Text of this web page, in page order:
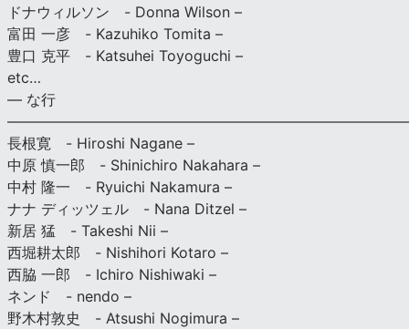
ドナウィルソン - Donna Wilson –
富田 一彦 - Kazuhiko Tomita –
豊口 克平 - Katsuhei Toyoguchi –
etc…
— な行
長根寛 - Hiroshi Nagane –
中原 慎一郎 - Shinichiro Nakahara –
中村 隆一 - Ryuichi Nakamura –
ナナ ディッツェル - Nana Ditzel –
新居 猛 - Takeshi Nii –
西堀耕太郎 - Nishihori Kotaro –
西脇 一郎 - Ichiro Nishiwaki –
ネンド - nendo –
野木村敦史 - Atsushi Nogimura –